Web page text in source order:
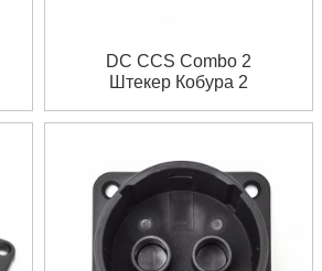
DC CCS Combo 2
Штекер Кобура 2
Держатель